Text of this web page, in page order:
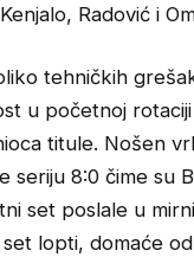
Radović i
tehničkih
u početnoj
titule. Nošen
seriju 8:0 čime su
set poslale u
lopti, domaće